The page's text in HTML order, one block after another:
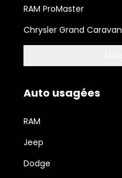
RAM ProMaster
Chrysler Grand Caravan
Auto usagées
RAM
Jeep
Dodge